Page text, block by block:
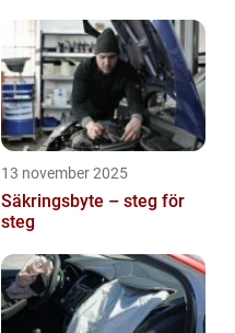
13 november 2025
Säkringsbyte – steg för
steg